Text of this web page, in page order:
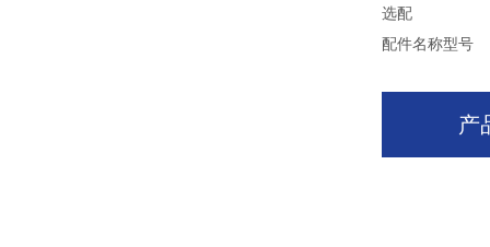
选配
配件名称型号
产